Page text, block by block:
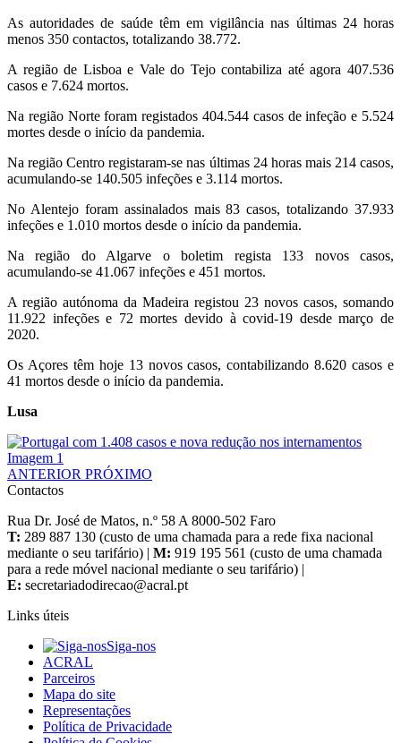
As autoridades de saúde têm em vigilância nas últimas 24 horas
menos 350 contactos, totalizando 38.772.
A região de Lisboa e Vale do Tejo contabiliza até agora 407.536
casos e 7.624 mortos.
Na região Norte foram registados 404.544 casos de infeção e 5.524
mortes desde o início da pandemia.
Na região Centro registaram-se nas últimas 24 horas mais 214 casos,
acumulando-se 140.505 infeções e 3.114 mortos.
No Alentejo foram assinalados mais 83 casos, totalizando 37.933
infeções e 1.010 mortos desde o início da pandemia.
Na região do Algarve o boletim regista 133 novos casos,
acumulando-se 41.067 infeções e 451 mortos.
A região autónoma da Madeira registou 23 novos casos, somando
11.922 infeções e 72 mortes devido à covid-19 desde março de
2020.
Os Açores têm hoje 13 novos casos, contabilizando 8.620 casos e
41 mortos desde o início da pandemia.
Lusa
ANTERIOR PRÓXIMO
Contactos
Rua Dr. José de Matos, n.º 58 A 8000-502 Faro
T: 289 887 130 (custo de uma chamada para a rede fixa nacional
mediante o seu tarifário) | M: 919 195 561 (custo de uma chamada
para a rede móvel nacional mediante o seu tarifário) |
E:
Links úteis
Siga-nos
ACRAL
Parceiros
Mapa do site
Representações
Política de Privacidade